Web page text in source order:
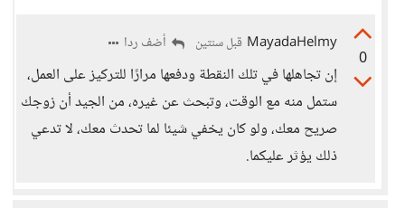
0
MayadaHelmy قبل سنتين أضف ردا
إن تجاهلها في تلك النقطة ودفعها مرارًا للتركيز على العمل،
ستمل منه مع الوقت، وتبحث عن غيره، من الجيد أن زوجك
صريح معك، ولو كان يخفي شيئا لما تحدث معك، لا تدعي
ذلك يؤثر عليكما.